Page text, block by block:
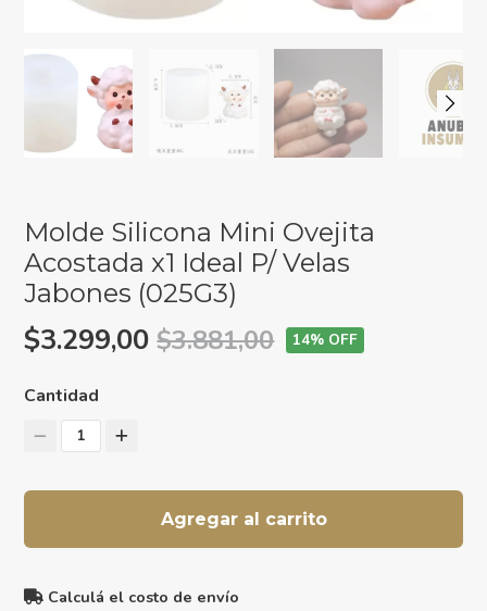
Molde Silicona Mini Ovejita
Acostada x1 Ideal P/ Velas
Jabones (025G3)
$3.299,00$3.881,00 14% OFF
Cantidad
1
Agregar al carrito
Calculá el costo de envío